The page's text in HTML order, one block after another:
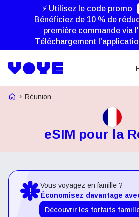
⚡ Utilisez le code promo
Bénéficiez de 10 % de
première commande via
Téléchargement
Voye Homepage
Réunion
eSIM pour la
Vous voyagez en famille ?
Économisez davantage
Découvrir les forfaits